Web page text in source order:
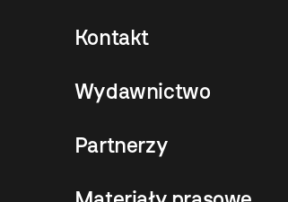
Kontakt
Wydawnictwo
Partnerzy